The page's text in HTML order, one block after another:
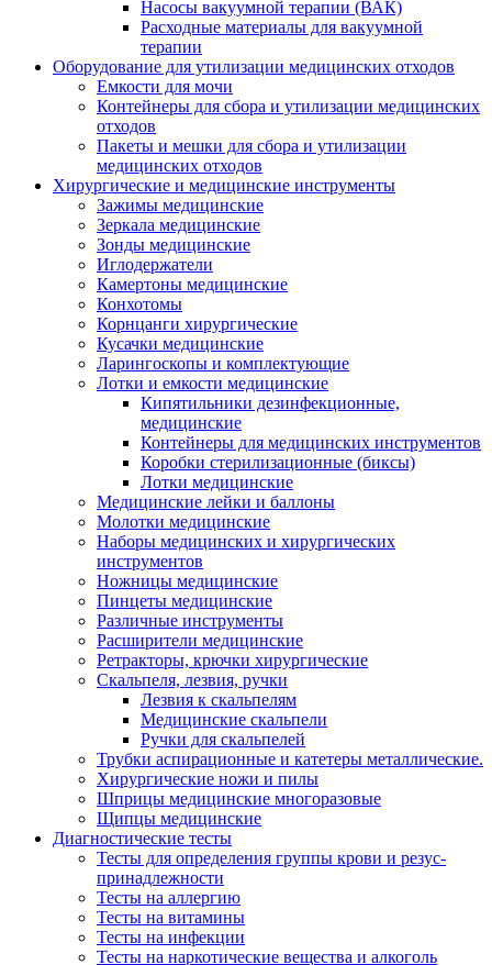
Насосы вакуумной терапии (ВАК)
Расходные материалы для вакуумной
терапии
Оборудование для утилизации медицинских отходов
Емкости для мочи
Контейнеры для сбора и утилизации медицинских
отходов
Пакеты и мешки для сбора и утилизации
медицинских отходов
Хирургические и медицинские инструменты
Зажимы медицинские
Зеркала медицинские
Зонды медицинские
Иглодержатели
Камертоны медицинские
Конхотомы
Корнцанги хирургические
Кусачки медицинские
Ларингоскопы и комплектующие
Лотки и емкости медицинские
Кипятильники дезинфекционные,
медицинские
Контейнеры для медицинских инструментов
Коробки стерилизационные (биксы)
Лотки медицинские
Медицинские лейки и баллоны
Молотки медицинские
Наборы медицинских и хирургических
инструментов
Ножницы медицинские
Пинцеты медицинские
Различные инструменты
Расширители медицинские
Ретракторы, крючки хирургические
Скальпеля, лезвия, ручки
Лезвия к скальпелям
Медицинские скальпели
Ручки для скальпелей
Трубки аспирационные и катетеры металлические.
Хирургические ножи и пилы
Шприцы медицинские многоразовые
Щипцы медицинские
Диагностические тесты
Тесты для определения группы крови и резус-
принадлежности
Тесты на аллергию
Тесты на витамины
Тесты на инфекции
Тесты на наркотические вещества и алкоголь